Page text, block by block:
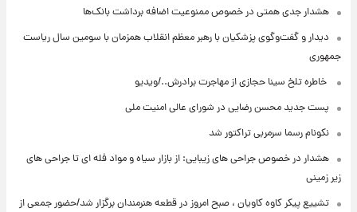
هشدار جدی همتی در خصوص ممنوعیت اضافه ‌برداشت بانک‌ها
دیدار و گفت‌وگوی پزشکیان با رهبر معظم انقلاب همزمان با سومین سال ریاست
جمهوری
⁨ خاطره تلخ سینا حجازی از مهاجرت برادرش../ویدیو
پست جدید محسن رضایی در شورای عالی امنیت ملی
نکونام رسما سرمربی تراکتور شد
هشدار در خصوص جراحی های زیبایی: از بازار سیاه و مواد فله ای تا جراحی های
زیر زمینی
تشییع پیکر کاوه کاویان ، صبح امروز در قطعه هنرمندان برگزار شد/حضور جمعی از